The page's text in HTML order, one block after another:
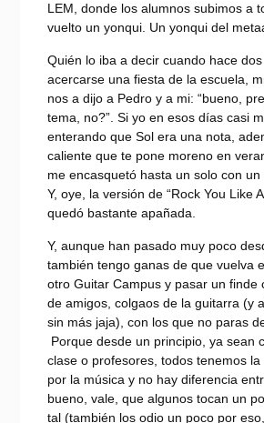
LEM, donde los alumnos subimos a
vuelto un yonqui. Un yonqui del
Quién lo iba a decir cuando hace
acercarse una fiesta de la escuela,
nos a dijo a Pedro y a mi: “bueno,
tema, no?”. Si yo en esos días casi
enterando que Sol era una nota,
caliente que te pone moreno en
me encasquetó hasta un solo con
Y, oye, la versión de “Rock You Like
quedó bastante apañada.
Y, aunque han pasado muy poco
también tengo ganas de que vuelva
otro Guitar Campus y pasar un finde
de amigos, colgaos de la guitarra (y
sin más jaja), con los que no paras
Porque desde un principio, ya sean
clase o profesores, todos tenemos la
por la música y no hay diferencia
bueno, vale, que algunos tocan un
tal (también los odio un poco por